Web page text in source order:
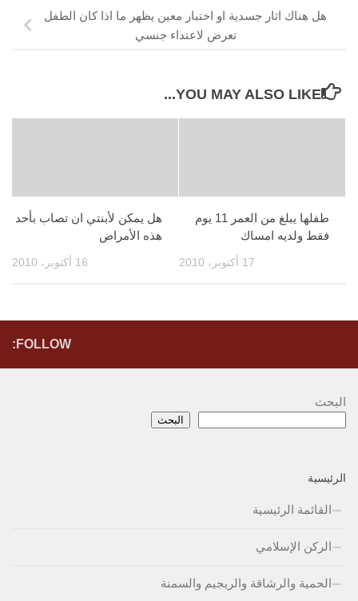
هل هناك اثار جسدية او اختبار معين يظهر ما اذا كان الطفل
تعرض لاعتداء جنسي
YOU MAY ALSO LIKE...
هل يمكن لأبنتي ان تصاب بأحد
هذه الأمراض
16 أكتوبر، 2010
طفلها يبلغ من العمر 11 يوم
فقط ولديه امساك
17 أكتوبر، 2010
FOLLOW:
البحث
البحث
الرئيسية
القائمة الرئيسية
الركن الإسلامي
الحمية والرشاقة والريجيم والسمنة